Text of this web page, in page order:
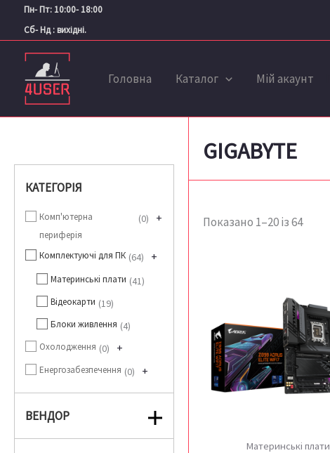
ПерейтиПн- Пт: 10:00- 18:00
Сб- Нд : вихідні.
Головна Каталог Мій акаунт
КАТЕГОРІЯ
Комп'ютерна
периферія
+
0
Комплектуючі для ПК +
64
Материнські плати 41
Відеокарти 19
Блоки живлення 4
Охолодження +
0
Енергозабезпечення +
0
ВЕНДОР
GIGABYTE
Показано 1–20 із 64
Материнські плати